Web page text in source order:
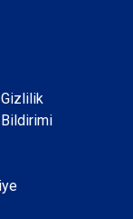
Gizlilik
Bildirimi